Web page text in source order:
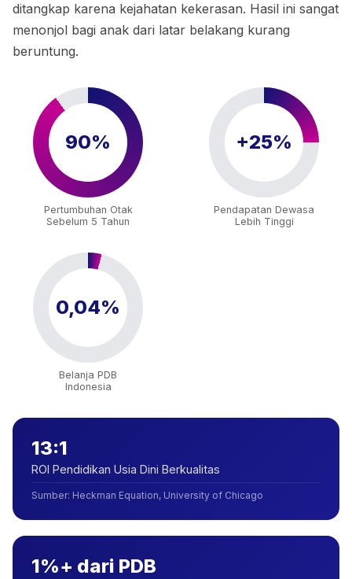
ditangkap karena kejahatan kekerasan. Hasil ini sangat
menonjol bagi anak dari latar belakang kurang
beruntung.
90%
Pertumbuhan Otak
Sebelum 5 Tahun
+25%
Pendapatan Dewasa
Lebih Tinggi
0,04%
Belanja PDB
Indonesia
13:1
ROI Pendidikan Usia Dini Berkualitas
Sumber: Heckman Equation, University of Chicago
1%+ dari PDB